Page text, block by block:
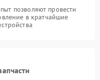
позволяют провести
в кратчайшие